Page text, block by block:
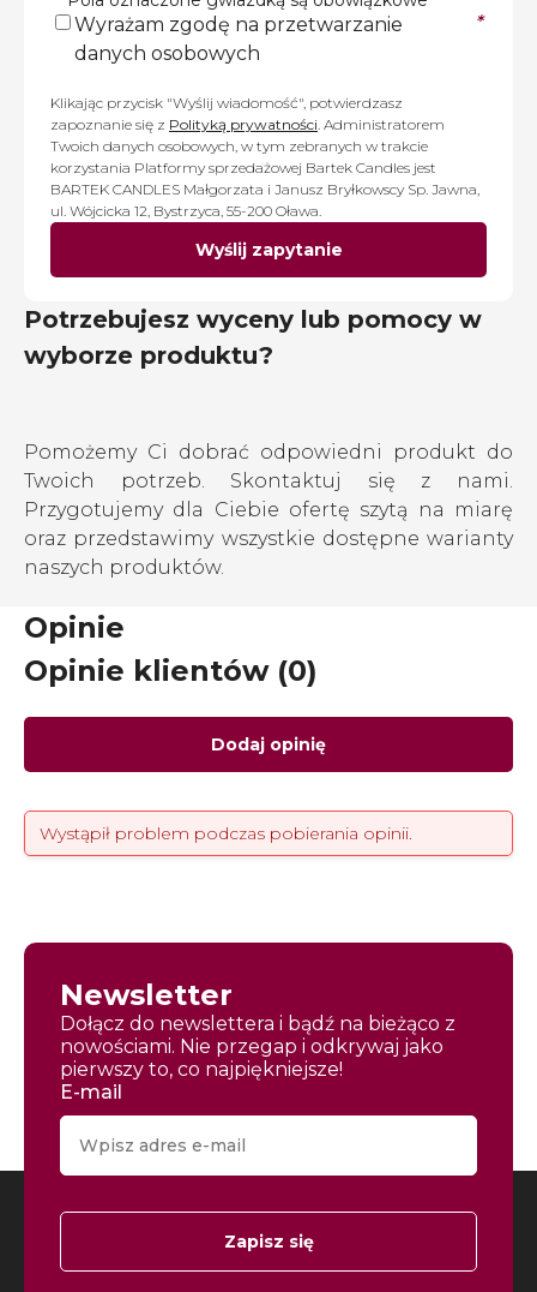
Wyrażam zgodę na przetwarzanie
danych osobowych
*
Klikając przycisk "Wyślij wiadomość", potwierdzasz
zapoznanie się z Polityką prywatności . Administratorem
Twoich danych osobowych, w tym zebranych w trakcie
korzystania Platformy sprzedażowej Bartek Candles jest
BARTEK CANDLES Małgorzata i Janusz Bryłkowscy Sp. Jawna,
ul. Wójcicka 12, Bystrzyca, 55-200 Oława.
Wyślij zapytanie
Potrzebujesz wyceny lub pomocy w
wyborze produktu?
Pomożemy Ci dobrać odpowiedni produkt do
Twoich potrzeb. Skontaktuj się z nami.
Przygotujemy dla Ciebie ofertę szytą na miarę
oraz przedstawimy wszystkie dostępne warianty
naszych produktów.
Opinie
Opinie klientów (0)
Dodaj opinię
Wystąpił problem podczas pobierania opinii.
Newsletter
Dołącz do newslettera i bądź na bieżąco z
nowościami. Nie przegap i odkrywaj jako
pierwszy to, co najpiękniejsze!
E-mail
Zapisz się